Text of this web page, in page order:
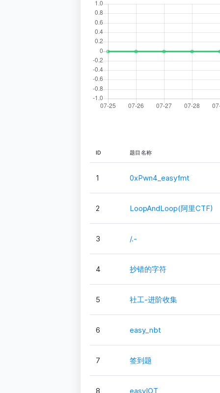
ID 题目名称
1 0xPwn4_easyfmt
2 LoopAndLoop(阿里CTF)
3 /.-
4 抄错的字符
5 社工-进阶收集
6 easy_nbt
7 签到题
8 easyIOT